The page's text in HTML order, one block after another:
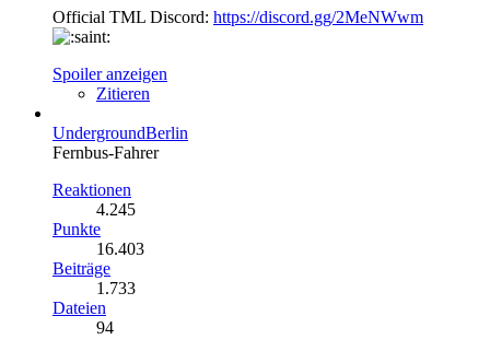
Official TML Discord: https://discord.gg/2MeNWwm
Spoiler anzeigen
Zitieren
UndergroundBerlin
Fernbus-Fahrer
Reaktionen
4.245
Punkte
16.403
Beiträge
1.733
Dateien
94